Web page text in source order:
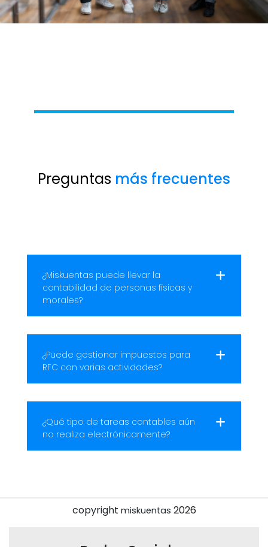
Preguntas más frecuentes
¿Miskuentas puede llevar la
contabilidad de personas físicas y
morales?
¿Puede gestionar impuestos para
RFC con varias actividades?
¿Qué tipo de tareas contables aún
no realiza electrónicamente?
copyright miskuentas 2026